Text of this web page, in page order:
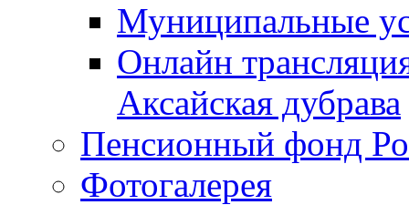
Муниципальные
Онлайн
Аксайская дубрава
Пенсионный фонд
Фотогалерея